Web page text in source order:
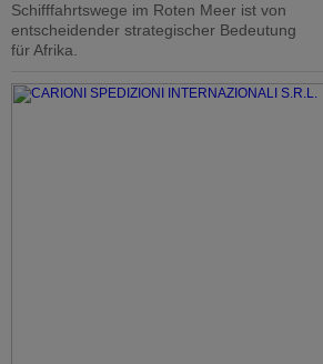
Schifffahrtswege im Roten Meer ist von
entscheidender strategischer Bedeutung
für Afrika.